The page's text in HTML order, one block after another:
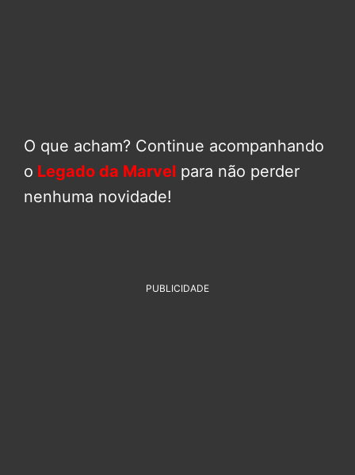
O que acham? Continue acompanhando
o Legado da Marvel para não perder
nenhuma novidade!
PUBLICIDADE